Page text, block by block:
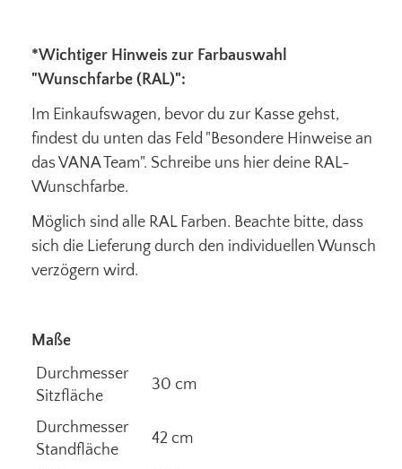
*Wichtiger Hinweis zur Farbauswahl
"Wunschfarbe (RAL)":
Im Einkaufswagen, bevor du zur Kasse gehst,
findest du unten das Feld "Besondere Hinweise an
das VANA Team". Schreibe uns hier deine RAL-
Wunschfarbe.
Möglich sind alle RAL Farben. Beachte bitte, dass
sich die Lieferung durch den individuellen Wunsch
verzögern wird.
Maße
Durchmesser
Sitzfläche
30 cm
Durchmesser
Standfläche
42 cm